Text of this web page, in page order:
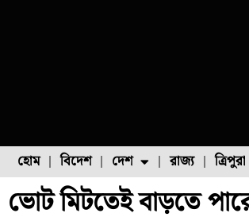
হোম বিদেশ দেশ
ফুল চাষ ফল চাষ
রাজ্য ত্রিপুরা
ভোট মিটতেই বাড়তে